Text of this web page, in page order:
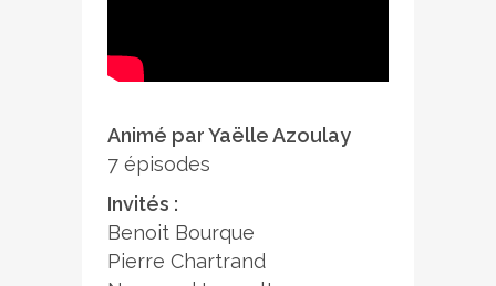
Animé par Yaëlle Azoulay
7 épisodes
Invités :
Benoit Bourque
Pierre Chartrand